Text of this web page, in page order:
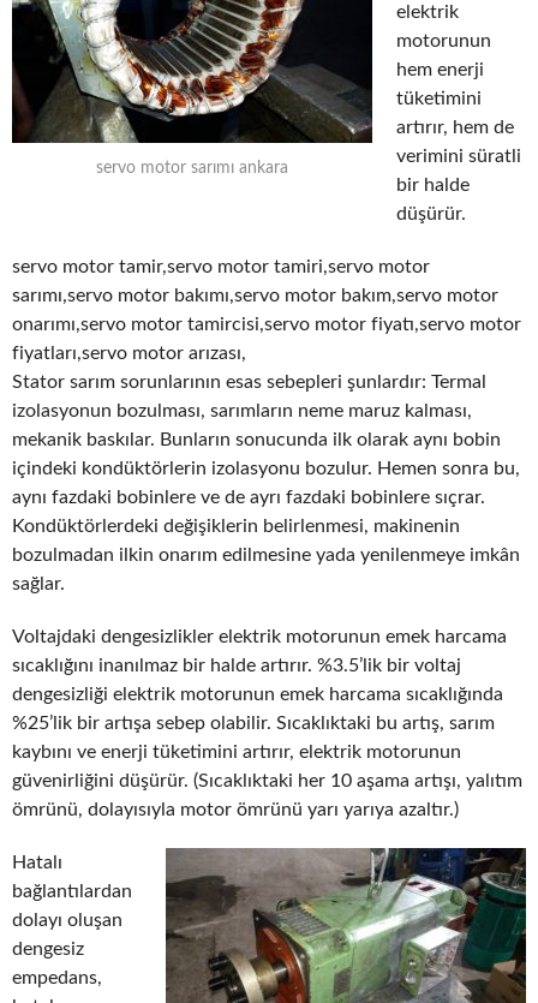
servo motor sarımı ankara
elektrik
motorunun
hem enerji
tüketimini
artırır, hem de
verimini süratli
bir halde
düşürür.
servo motor tamir,servo motor tamiri,servo motor
sarımı,servo motor bakımı,servo motor bakım,servo motor
onarımı,servo motor tamircisi,servo motor fiyatı,servo motor
fiyatları,servo motor arızası,
Stator sarım sorunlarının esas sebepleri şunlardır: Termal
izolasyonun bozulması, sarımların neme maruz kalması,
mekanik baskılar. Bunların sonucunda ilk olarak aynı bobin
içindeki kondüktörlerin izolasyonu bozulur. Hemen sonra bu,
aynı fazdaki bobinlere ve de ayrı fazdaki bobinlere sıçrar.
Kondüktörlerdeki değişiklerin belirlenmesi, makinenin
bozulmadan ilkin onarım edilmesine yada yenilenmeye imkân
sağlar.
Voltajdaki dengesizlikler elektrik motorunun emek harcama
sıcaklığını inanılmaz bir halde artırır. %3.5’lik bir voltaj
dengesizliği elektrik motorunun emek harcama sıcaklığında
%25’lik bir artışa sebep olabilir. Sıcaklıktaki bu artış, sarım
kaybını ve enerji tüketimini artırır, elektrik motorunun
güvenirliğini düşürür. (Sıcaklıktaki her 10 aşama artışı, yalıtım
ömrünü, dolayısıyla motor ömrünü yarı yarıya azaltır.)
Hatalı
bağlantılardan
dolayı oluşan
dengesiz
empedans,